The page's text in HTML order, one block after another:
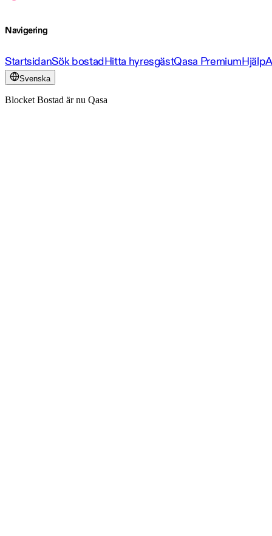
Navigering
StartsidanSök bostadHitta hyresgästQasa PremiumHjälp
Svenska
Blocket Bostad är nu Qasa